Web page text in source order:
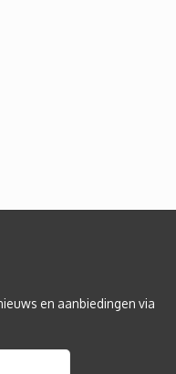
en aanbiedingen via